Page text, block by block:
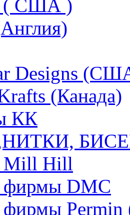
( США )
Designs
(Канада)
КК
Mill Hill
фирмы DMC
фирмы Permin